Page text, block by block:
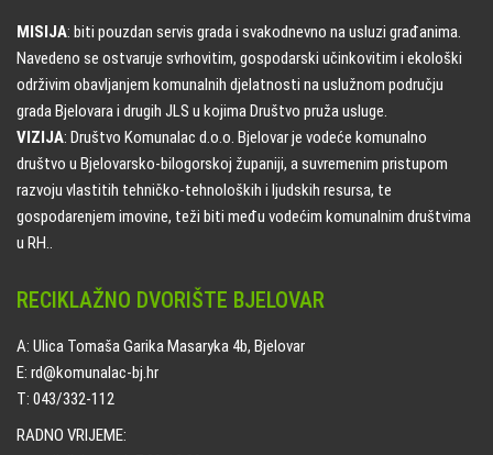
MISIJA: biti pouzdan servis grada i svakodnevno na usluzi građanima.
Navedeno se ostvaruje svrhovitim, gospodarski učinkovitim i ekološki
održivim obavljanjem komunalnih djelatnosti na uslužnom području
grada Bjelovara i drugih JLS u kojima Društvo pruža usluge.
VIZIJA: Društvo Komunalac d.o.o. Bjelovar je vodeće komunalno
društvo u Bjelovarsko-bilogorskoj županiji, a suvremenim pristupom
razvoju vlastitih tehničko-tehnoloških i ljudskih resursa, te
gospodarenjem imovine, teži biti među vodećim komunalnim društvima
u RH..
RECIKLAŽNO DVORIŠTE BJELOVAR
A: Ulica Tomaša Garika Masaryka 4b, Bjelovar
E: rd@komunalac-bj.hr
T: 043/332-112
RADNO VRIJEME: